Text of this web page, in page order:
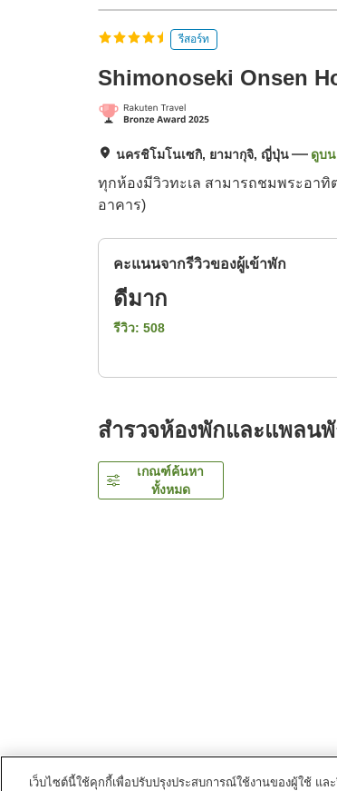
รีสอร์ท
Shimonoseki Onsen
นครชิโมโนเซกิ, ยามากุจิ, ญี่ปุ่น ดูบ
ทุกห้องมีวิวทะเล สามารถชมพระอา
อาคาร)
คะแนนจากรีวิวของผู้เข้าพัก
ดีมาก
รีวิว: 508
สำรวจห้องพักและแพลนพั
เกณฑ์ค้นหา
ทั้งหมด
เว็บไซต์นี้ใช้คุกกี้เพื่อปรับปรุงประสบการณ์ใช้งานของผู้ใช้ แ